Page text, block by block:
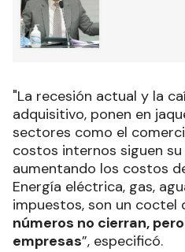
"La recesión actual y la
adquisitivo, ponen en
sectores como el
costos internos siguen
aumentando los costos
Energía eléctrica, gas,
impuestos, son un coctel
números no cierran,
empresas”, especificó.